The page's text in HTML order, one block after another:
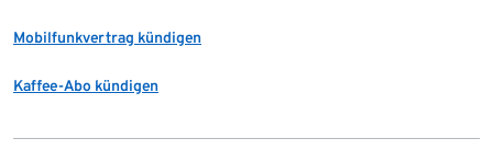
Mobilfunkvertrag kündigen
Kaffee-Abo kündigen